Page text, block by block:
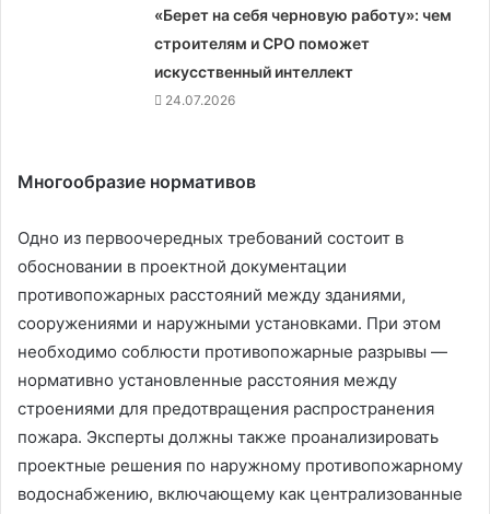
«Берет на себя черновую работу»: чем
строителям и СРО поможет
искусственный интеллект
24.07.2026
Многообразие нормативов
Одно из первоочередных требований состоит в
обосновании в проектной документации
противопожарных расстояний между зданиями,
сооружениями и наружными установками. При этом
необходимо соблюсти противопожарные разрывы —
нормативно установленные расстояния между
строениями для предотвращения распространения
пожара. Эксперты должны также проанализировать
проектные решения по наружному противопожарному
водоснабжению, включающему как централизованные